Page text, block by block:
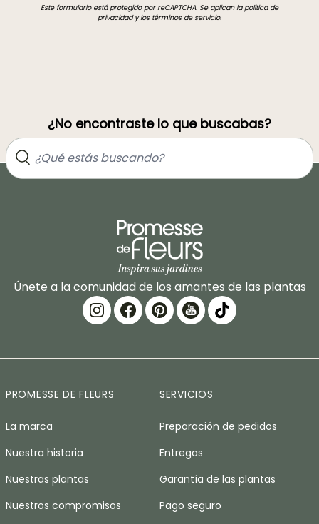
Este formulario está protegido por reCAPTCHA. Se aplican lapolítica de
privacidady los términos de servicio.
¿No encontraste lo que buscabas?
Únete a la comunidad de los amantes de las plantas
PROMESSE DE FLEURS
La marca
Nuestra historia
Nuestras plantas
Nuestros compromisos
SERVICIOS
Preparación de pedidos
Entregas
Garantía de las plantas
Pago seguro